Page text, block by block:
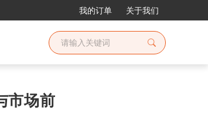
我的订单 关于我们
市场前